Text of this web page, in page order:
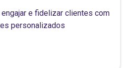
engajar e fidelizar clientes com
personalizados